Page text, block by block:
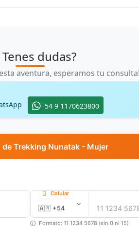
Tenes dudas?
aventura, esperamos tu
54 9 1170623800
de Trekking Nunatak - Mujer
Celular
Formato: 11 1234 5678 (sin 0 ni 15)